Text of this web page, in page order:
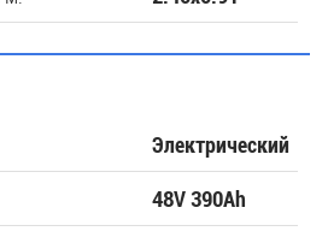
Электрический
48V 390Ah